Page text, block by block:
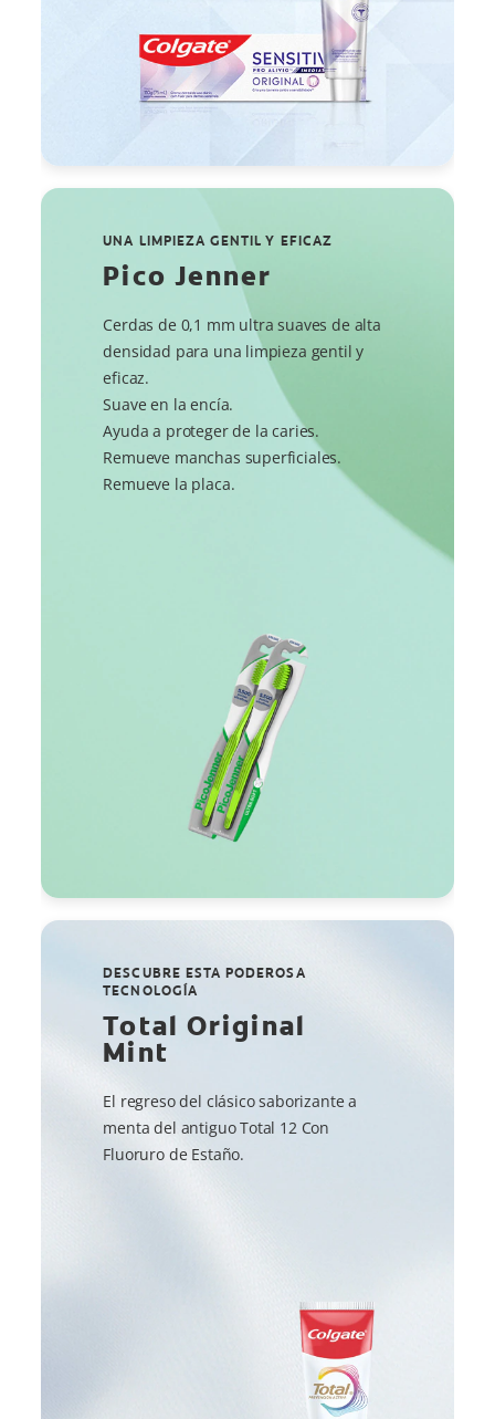
UNA LIMPIEZA GENTIL Y EFICAZ
Pico Jenner
Cerdas de 0,1 mm ultra suaves de alta
densidad para una limpieza gentil y
eficaz.
Suave en la encía.
Ayuda a proteger de la caries.
Remueve manchas superficiales.
Remueve la placa.
DESCUBRE ESTA PODEROSA
TECNOLOGÍA
Total Original
Mint
El regreso del clásico saborizante a
menta del antiguo Total 12 Con
Fluoruro de Estaño.